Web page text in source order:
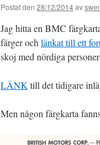
Postat den 28/12/2014av
Jag hitta en BMC
färger och länkat till ett
skoj med nördiga personer
LÄNK till det tidigare
Men någon färgkarta